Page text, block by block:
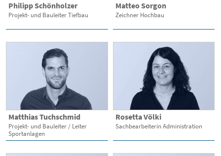
Philipp Schönholzer
Projekt- und Bauleiter Tiefbau
Matteo Sorgon
Zeichner Hochbau
Matthias Tuchschmid
Projekt- und Bauleiter / Leiter
Sportanlagen
Rosetta Völki
Sachbearbeiterin Administration